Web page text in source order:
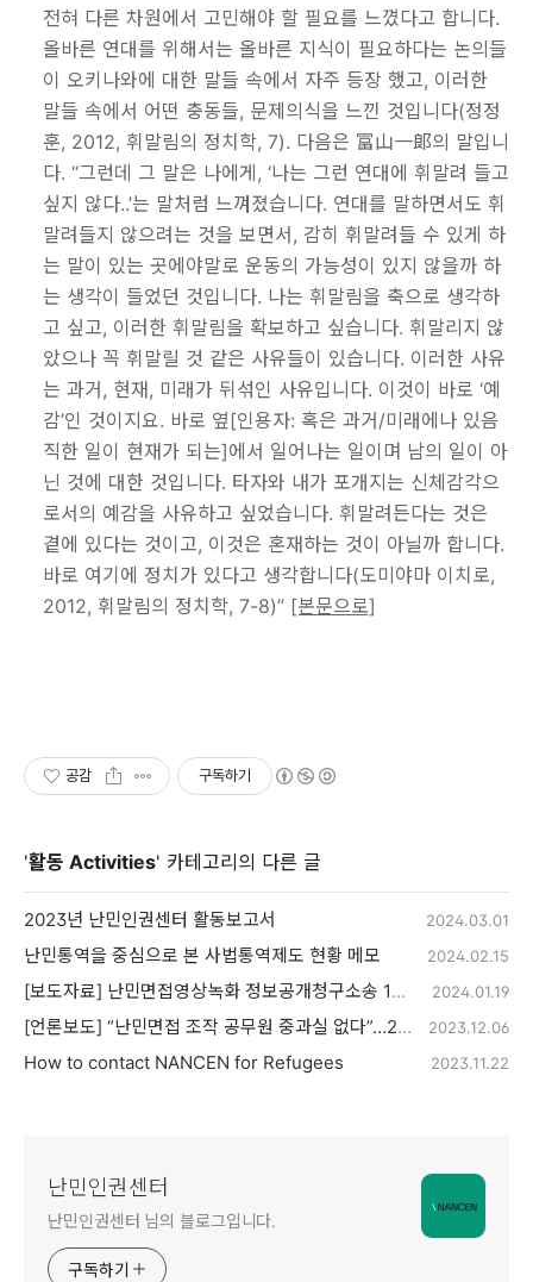
전혀 다른 차원에서 고민해야 할 필요를 느꼈다고 합니다.
올바른 연대를 위해서는 올바른 지식이 필요하다는 논의들
이 오키나와에 대한 말들 속에서 자주 등장 했고, 이러한
말들 속에서 어떤 충동들, 문제의식을 느낀 것입니다(정정
훈, 2012, 휘말림의 정치학, 7). 다음은 富山一郞의 말입니
다. “그런데 그 말은 나에게, ‘나는 그런 연대에 휘말려 들고
싶지 않다..’는 말처럼 느껴졌습니다. 연대를 말하면서도 휘
말려들지 않으려는 것을 보면서, 감히 휘말려들 수 있게 하
는 말이 있는 곳에야말로 운동의 가능성이 있지 않을까 하
는 생각이 들었던 것입니다. 나는 휘말림을 축으로 생각하
고 싶고, 이러한 휘말림을 확보하고 싶습니다. 휘말리지 않
았으나 꼭 휘말릴 것 같은 사유들이 있습니다. 이러한 사유
는 과거, 현재, 미래가 뒤섞인 사유입니다. 이것이 바로 ‘예
감’인 것이지요. 바로 옆[인용자: 혹은 과거/미래에나 있음
직한 일이 현재가 되는]에서 일어나는 일이며 남의 일이 아
닌 것에 대한 것입니다. 타자와 내가 포개지는 신체감각으
로서의 예감을 사유하고 싶었습니다. 휘말려든다는 것은
곁에 있다는 것이고, 이것은 혼재하는 것이 아닐까 합니다.
바로 여기에 정치가 있다고 생각합니다(도미야마 이치로,
2012, 휘말림의 정치학, 7-8)” [본문으로]
공감 구독하기
'활동 Activities' 카테고리의 다른 글
2023년 난민인권센터 활동보고서 2024.03.01
난민통역을 중심으로 본 사법통역제도 현황 메모 2024.02.15
[보도자료] 난민면접영상녹화 정보공개청구소송 1심 승소 2024.01.19
[언론보도] “난민면접 조작 공무원 중과실 없다”…2심에서 뒤집힌 결론 2023.12.06
How to contact NANCEN for Refugees 2023.11.22
난민인권센터
난민인권센터 님의 블로그입니다.
구독하기